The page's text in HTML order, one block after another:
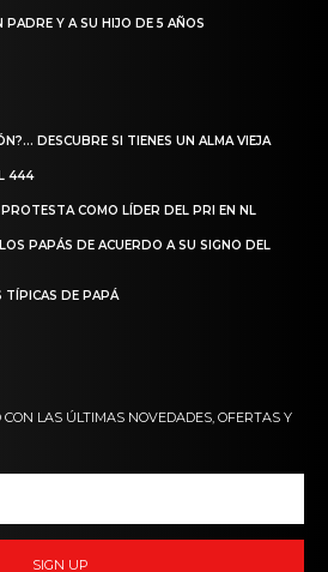
PADRE Y A SU HIJO DE 5 AÑOS
DESCUBRE SI TIENES UN ALMA VIEJA
444
COMO LÍDER DEL PRI EN NL
PAPÁS DE ACUERDO A SU SIGNO DEL
TÍPICAS DE PAPÁ
LAS ÚLTIMAS NOVEDADES, OFERTAS Y
SIGN UP